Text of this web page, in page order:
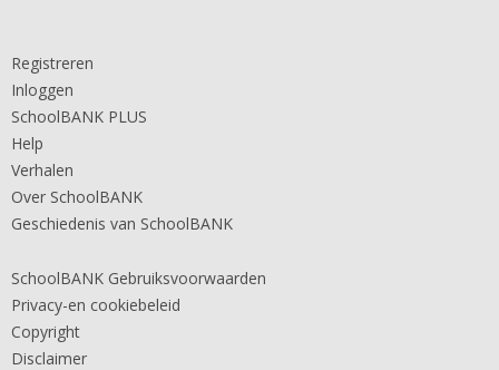
Registreren
Inloggen
SchoolBANK PLUS
Help
Verhalen
Over SchoolBANK
Geschiedenis van SchoolBANK
SchoolBANK Gebruiksvoorwaarden
Privacy-en cookiebeleid
Copyright
Disclaimer